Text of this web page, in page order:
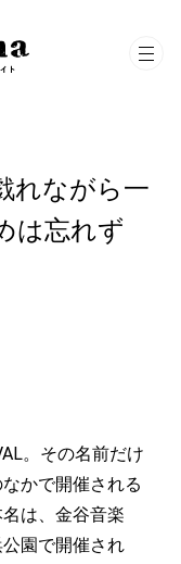
れながら一
は忘れず
。その名前だけ
かで開催される
は、金谷音楽
園で開催され